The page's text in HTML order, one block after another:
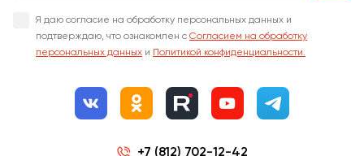
Я даю согласие на обработку персональных данных и
подтверждаю, что ознакомлен с Согласием на обработку
персональных данных и Политикой конфиденциальности.
+7 (812) 702-12-42